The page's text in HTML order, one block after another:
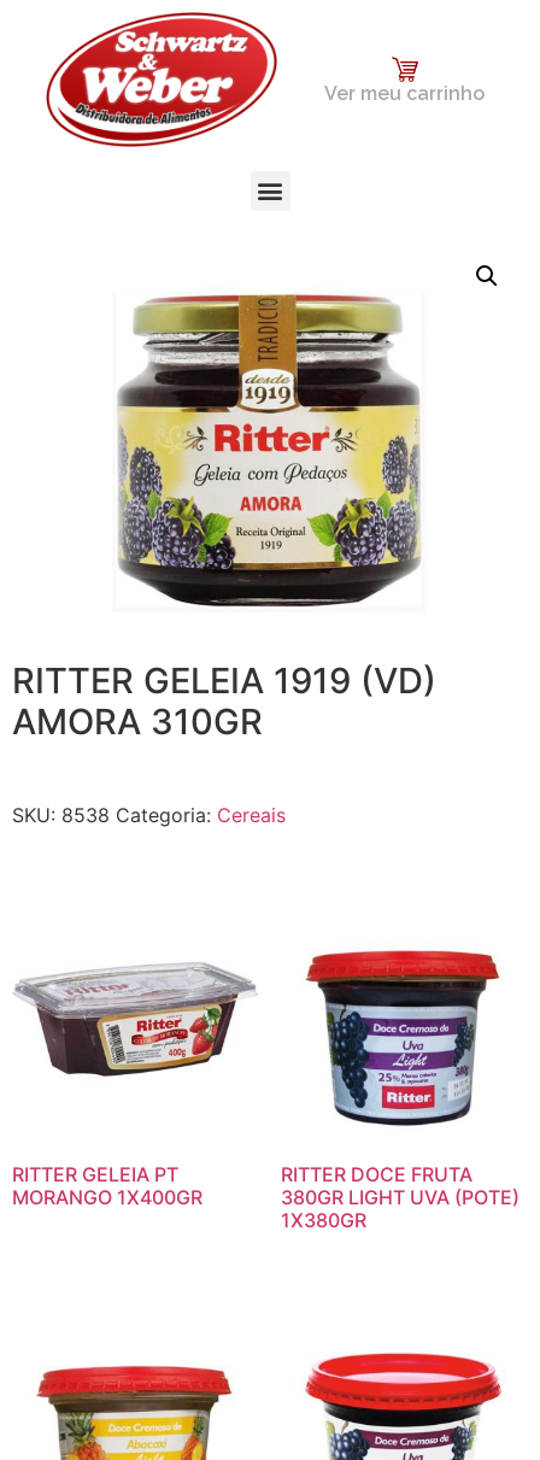
Ver meu carrinho
RITTER GELEIA 1919 (VD)
AMORA 310GR
SKU: 8538 Categoria: Cereais
RITTER GELEIA PT
MORANGO 1X400GR
RITTER DOCE FRUTA
380GR LIGHT UVA (POTE)
1X380GR